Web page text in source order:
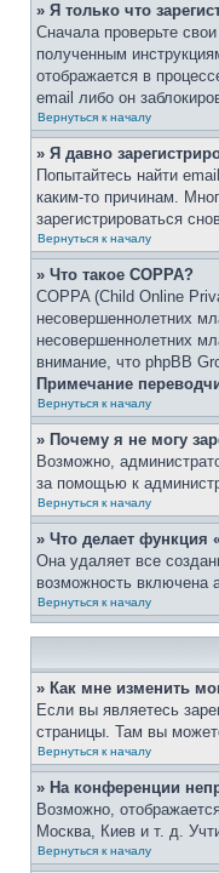
» Я только что
Сначала проверьте
полученным
отображается в
email либо он
Вернуться к началу
» Я давно
Попытайтесь найти
каким-то причинам.
зарегистрироваться
Вернуться к началу
» Что такое COPPA?
COPPA (Child Online
несовершеннолетних
несовершеннолетних
внимание, что phpBB
Примечание
Вернуться к началу
» Почему я не могу
Возможно,
за помощью к
Вернуться к началу
» Что делает функция
Она удаляет все
возможность включена
Вернуться к началу
» Как мне изменить
Если вы являетесь
страницы. Там вы
Вернуться к началу
» На конференции
Возможно,
Москва, Киев и т. д.
Вернуться к началу